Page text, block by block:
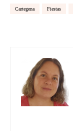
Cartegena Fiestas